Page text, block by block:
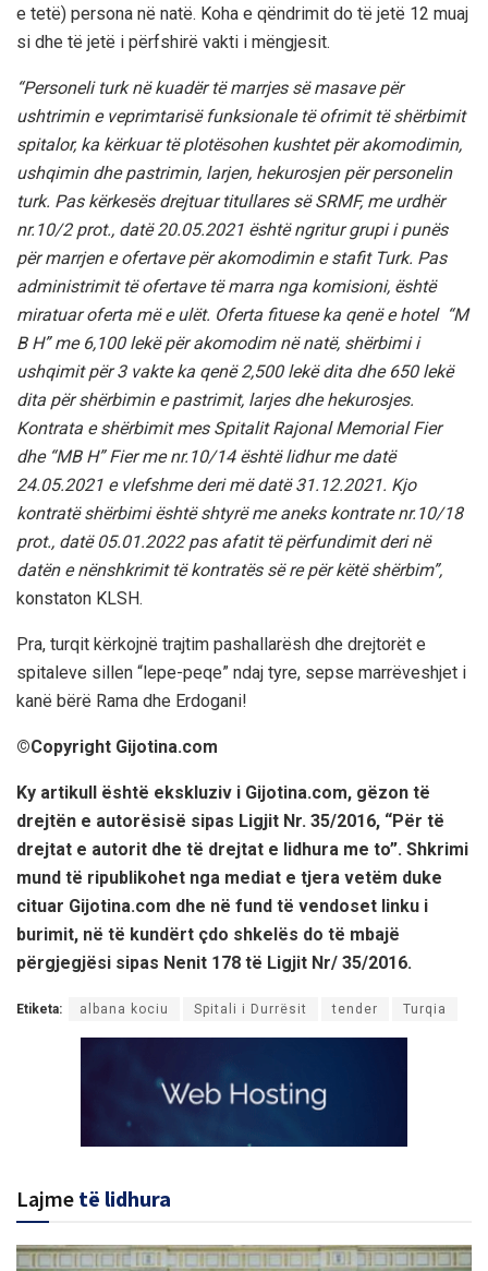
e tetë) persona në natë. Koha e qëndrimit do të jetë 12 muaj
si dhe të jetë i përfshirë vakti i mëngjesit.
“Personeli turk në kuadër të marrjes së masave për
ushtrimin e veprimtarisë funksionale të ofrimit të shërbimit
spitalor, ka kërkuar të plotësohen kushtet për akomodimin,
ushqimin dhe pastrimin, larjen, hekurosjen për personelin
turk. Pas kërkesës drejtuar titullares së SRMF, me urdhër
nr.10/2 prot., datë 20.05.2021 është ngritur grupi i punës
për marrjen e ofertave për akomodimin e stafit Turk. Pas
administrimit të ofertave të marra nga komisioni, është
miratuar oferta më e ulët. Oferta fituese ka qenë e hotel “M
B H” me 6,100 lekë për akomodim në natë, shërbimi i
ushqimit për 3 vakte ka qenë 2,500 lekë dita dhe 650 lekë
dita për shërbimin e pastrimit, larjes dhe hekurosjes.
Kontrata e shërbimit mes Spitalit Rajonal Memorial Fier
dhe “MB H” Fier me nr.10/14 është lidhur me datë
24.05.2021 e vlefshme deri më datë 31.12.2021. Kjo
kontratë shërbimi është shtyrë me aneks kontrate nr.10/18
prot., datë 05.01.2022 pas afatit të përfundimit deri në
datën e nënshkrimit të kontratës së re për këtë shërbim”,
konstaton KLSH.
Pra, turqit kërkojnë trajtim pashallarësh dhe drejtorët e
spitaleve sillen “lepe-peqe” ndaj tyre, sepse marrëveshjet i
kanë bërë Rama dhe Erdogani!
©️Copyright Gijotina.com
Ky artikull është ekskluziv i Gijotina.com, gëzon të
drejtën e autorësisë sipas Ligjit Nr. 35/2016, “Për të
drejtat e autorit dhe të drejtat e lidhura me to”. Shkrimi
mund të ripublikohet nga mediat e tjera vetëm duke
cituar Gijotina.com dhe në fund të vendoset linku i
burimit, në të kundërt çdo shkelës do të mbajë
përgjegjësi sipas Nenit 178 të Ligjit Nr/ 35/2016.
Etiketa: albana kociu Spitali i Durrësit tender Turqia
Lajme të lidhura